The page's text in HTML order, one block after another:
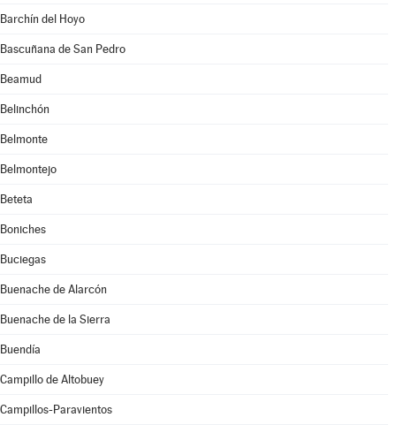
Barchín del Hoyo
Bascuñana de San Pedro
Beamud
Belinchón
Belmonte
Belmontejo
Beteta
Boniches
Buciegas
Buenache de Alarcón
Buenache de la Sierra
Buendía
Campillo de Altobuey
Campillos-Paravientos